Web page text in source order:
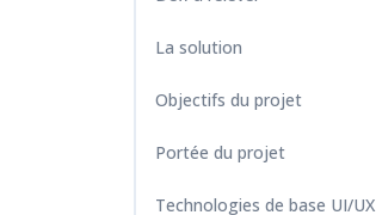
La solution
Objectifs du projet
Portée du projet
Technologies de base UI/UX